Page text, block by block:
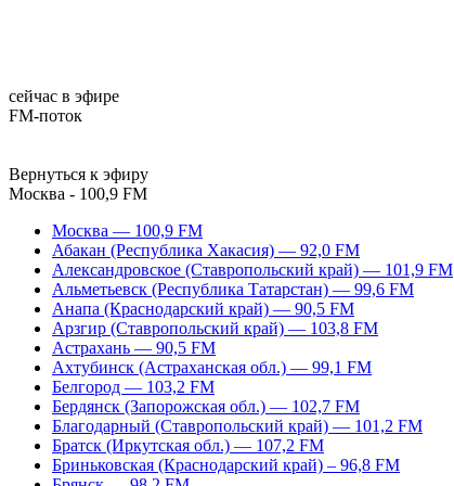
сейчас в эфире
FM-поток
Вернуться к эфиру
Москва - 100,9 FM
Москва — 100,9 FM
Абакан (Республика Хакасия) — 92,0 FM
Александровское (Ставропольский край) — 101,9 FM
Альметьевск (Республика Татарстан) — 99,6 FM
Анапа (Краснодарский край) — 90,5 FM
Арзгир (Ставропольский край) — 103,8 FM
Астрахань — 90,5 FM
Ахтубинск (Астраханская обл.) — 99,1 FM
Белгород — 103,2 FM
Бердянск (Запорожская обл.) — 102,7 FM
Благодарный (Ставропольский край) — 101,2 FM
Братск (Иркутская обл.) — 107,2 FM
Бриньковская (Краснодарский край) – 96,8 FM